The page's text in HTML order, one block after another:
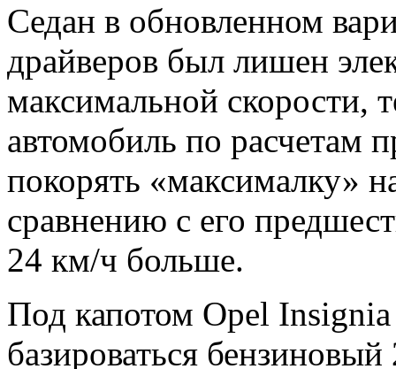
Седан в обновленном
драйверов был лишен
максимальной скорости,
автомобиль по расчетам
покорять «максималку»
сравнению с его
24 км/ч больше.
Под капотом Opel
базироваться